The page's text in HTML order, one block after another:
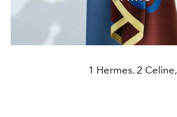
1 Hermes. 2 Celine,